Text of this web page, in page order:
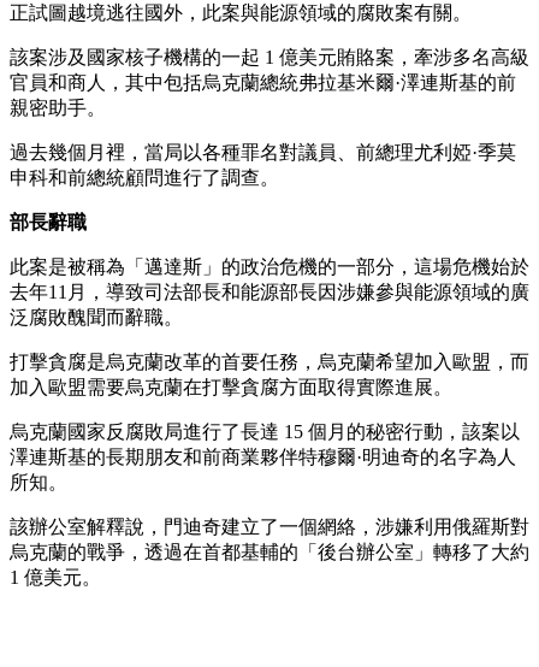
正試圖越境逃往國外，此案與能源領域的腐敗案有關。
該案涉及國家核子機構的一起 1 億美元賄賂案，牽涉多名高級
官員和商人，其中包括烏克蘭總統弗拉基米爾·澤連斯基的前
親密助手。
過去幾個月裡，當局以各種罪名對議員、前總理尤利婭·季莫
申科和前總統顧問進行了調查。
部長辭職
此案是被稱為「邁達斯」的政治危機的一部分，這場危機始於
去年11月，導致司法部長和能源部長因涉嫌參與能源領域的廣
泛腐敗醜聞而辭職。
打擊貪腐是烏克蘭改革的首要任務，烏克蘭希望加入歐盟，而
加入歐盟需要烏克蘭在打擊貪腐方面取得實際進展。
烏克蘭國家反腐敗局進行了長達 15 個月的秘密行動，該案以
澤連斯基的長期朋友和前商業夥伴特穆爾·明迪奇的名字為人
所知。
該辦公室解釋說，門迪奇建立了一個網絡，涉嫌利用俄羅斯對
烏克蘭的戰爭，透過在首都基輔的「後台辦公室」轉移了大約
1 億美元。